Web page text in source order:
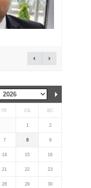
ПТ СБ ВС
1 2
7 8 9
14 15 16
21 22 23
28 29 30